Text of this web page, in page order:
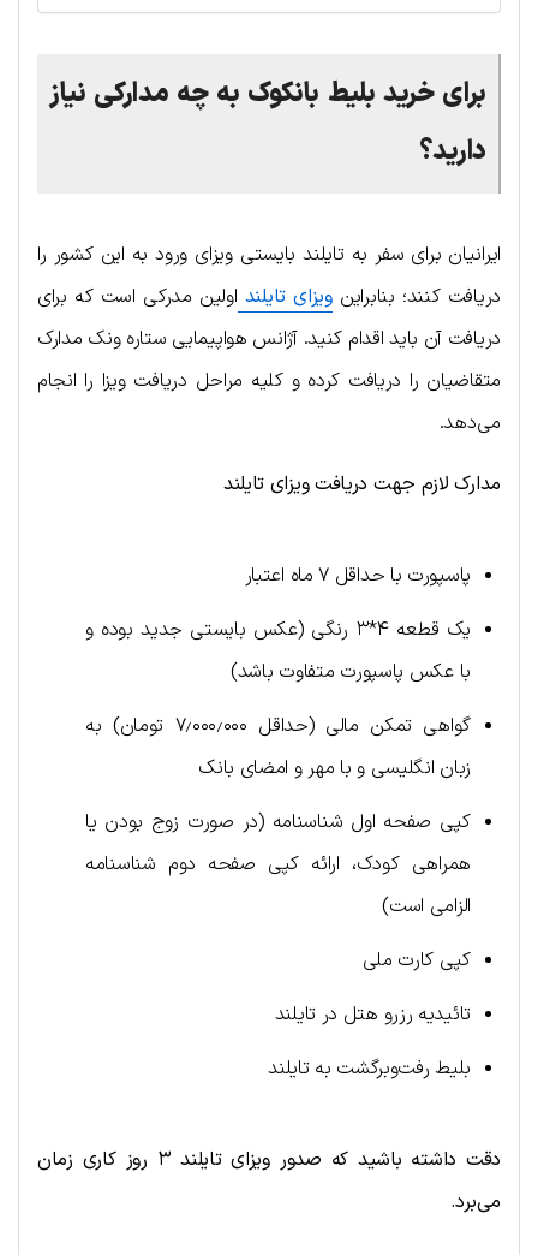
برای خرید بلیط بانکوک به چه مدارکی نیاز
دارید؟
ایرانیان برای سفر به تایلند بایستی ویزای ورود به این کشور را
دریافت کنند؛ بنابراینویزای تایلند اولین مدرکی است که برای
دریافت آن باید اقدام کنید. آژانس هواپیمایی ستاره ونک مدارک
متقاضیان را دریافت کرده و کلیه مراحل دریافت ویزا را انجام
می‌دهد.
مدارک لازم جهت دریافت ویزای تایلند
پاسپورت با حداقل ۷ ماه اعتبار
یک قطعه ۴*۳ رنگی (عکس بایستی جدید بوده و
با عکس پاسپورت متفاوت باشد)
گواهی تمکن مالی (حداقل ۷٫۰۰۰٫۰۰۰ تومان) به
زبان انگلیسی و با مهر و امضای بانک
کپی صفحه اول شناسنامه (در صورت زوج بودن یا
همراهی کودک، ارائه کپی صفحه دوم شناسنامه
الزامی است)
کپی کارت ملی
تائیدیه رزرو هتل در تایلند
بلیط رفت‌وبرگشت به تایلند
دقت داشته باشید که صدور ویزای تایلند ۳ روز کاری زمان
می‌برد.